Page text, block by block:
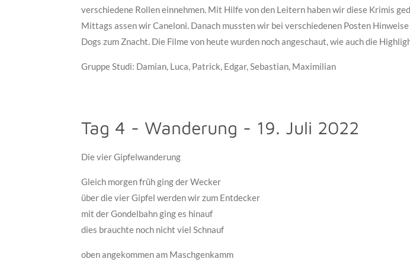
verschiedene Rollen einnehmen. Mit Hilfe von den Leitern haben wir diese Krimis
Mittags assen wir Caneloni. Danach mussten wir bei verschiedenen Posten
Dogs zum Znacht. Die Filme von heute wurden noch angeschaut, wie auch die
Gruppe Studi: Damian, Luca, Patrick, Edgar, Sebastian, Maximilian
Tag 4 - Wanderung - 19. Juli 2022
Die vier Gipfelwanderung
Gleich morgen früh ging der Wecker
über die vier Gipfel werden wir zum Entdecker
mit der Gondelbahn ging es hinauf
dies brauchte noch nicht viel Schnauf
oben angekommen am Maschgenkamm